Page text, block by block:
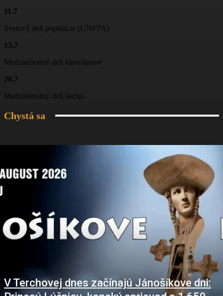
11.7
Svetový deň populácie (UNFPA)
13.7
Medzinárodný deň hlavolamov
20.7
Medzinárodný deň šachu
Chystá sa
V Terchovej dnes začínajú Jánošíkove dni: